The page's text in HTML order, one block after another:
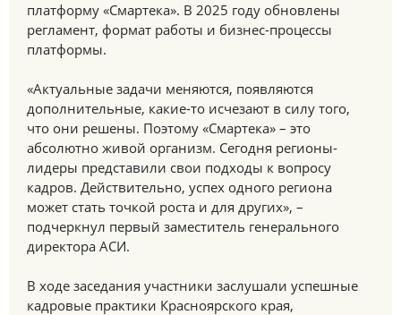
платформу «Смартека». В 2025 году обновлены
регламент, формат работы и бизнес-процессы
платформы.
«Актуальные задачи меняются, появляются
дополнительные, какие-то исчезают в силу того,
что они решены. Поэтому «Смартека» – это
абсолютно живой организм. Сегодня регионы-
лидеры представили свои подходы к вопросу
кадров. Действительно, успех одного региона
может стать точкой роста и для других», –
подчеркнул первый заместитель генерального
директора АСИ.
В ходе заседания участники заслушали успешные
кадровые практики Красноярского края,